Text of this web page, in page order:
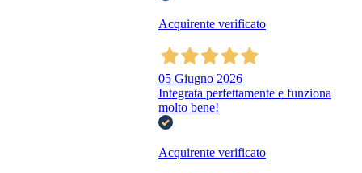
Acquirente verificato
05 Giugno 2026
Integrata perfettamente e funziona
molto bene!
Acquirente verificato